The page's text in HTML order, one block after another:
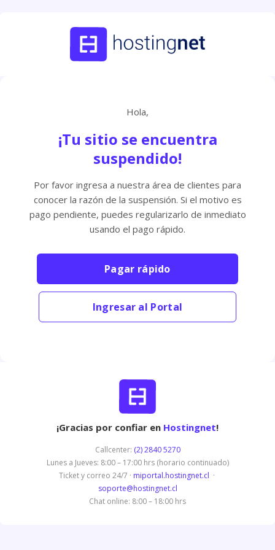
Hola,
¡Tu sitio se encuentra
suspendido!
Por favor ingresa a nuestra área de clientes para
conocer la razón de la suspensión. Si el motivo es
pago pendiente, puedes regularizarlo de inmediato
usando el pago rápido.
Pagar rápido
Ingresar al Portal
¡Gracias por confiar en Hostingnet!
Callcenter: (2) 2840 5270
Lunes a Jueves: 8:00 – 17:00 hrs (horario continuado)
Ticket y correo 24/7 · miportal.hostingnet.cl ·
soporte@hostingnet.cl
Chat online: 8:00 – 18:00 hrs